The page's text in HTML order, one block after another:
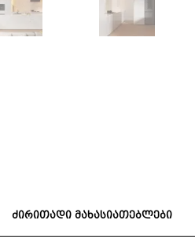
ძირითადი მახასიათებლები